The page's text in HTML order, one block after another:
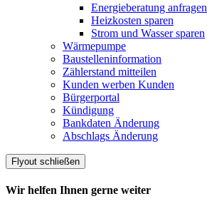
Energieberatung anfragen
Heizkosten sparen
Strom und Wasser sparen
Wärmepumpe
Baustelleninformation
Zählerstand mitteilen
Kunden werben Kunden
Bürgerportal
Kündigung
Bankdaten Änderung
Abschlags Änderung
Flyout schließen
Wir helfen Ihnen gerne weiter